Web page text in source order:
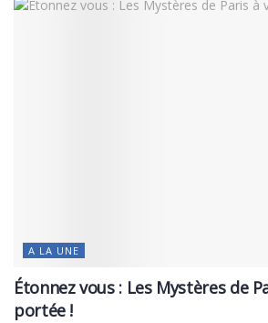
A LA UNE
Étonnez vous : Les Mystères de
portée !